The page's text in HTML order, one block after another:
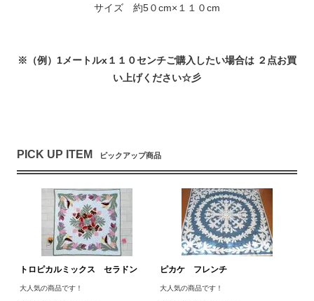
サイズ 約5０cm×１１０cm
※（例）1メートルx１１０センチご購入したい場合は ２点お買
い上げください☆彡
PICK UP ITEM ピックアップ商品
トロピカルミックス セラドン
大人気の商品です！
ピカケ フレンチ
大人気の商品です！